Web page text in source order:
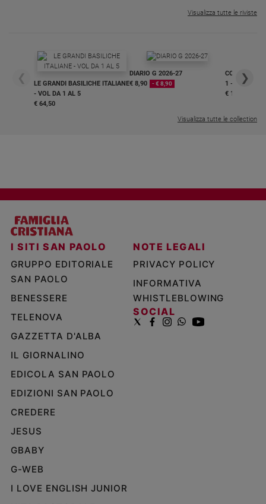
Visualizza tutte le riviste
❮
LE GRANDI BASILICHE ITALIANE
- VOL DA 1 AL 5
€ 64,50
DIARIO G 2026-27
€ 8,90
- € 8,90
COLLANA
1 - 2
€ 18,50
❯
Visualizza tutte le collection
I SITI SAN PAOLO
GRUPPO EDITORIALE
SAN PAOLO
BENESSERE
TELENOVA
GAZZETTA D'ALBA
IL GIORNALINO
EDICOLA SAN PAOLO
EDIZIONI SAN PAOLO
CREDERE
JESUS
GBABY
G-WEB
I LOVE ENGLISH JUNIOR
NOTE LEGALI
PRIVACY POLICY
INFORMATIVA
WHISTLEBLOWING
SOCIAL